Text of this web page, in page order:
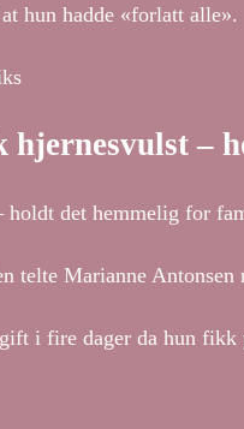
hun hadde «forlatt alle».
hjernesvulst –
holdt det hemmelig for
telte Marianne
i fire dager da hun